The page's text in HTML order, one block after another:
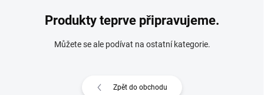
Produkty teprve připravujeme.
Můžete se ale podívat na ostatní kategorie.
Zpět do obchodu